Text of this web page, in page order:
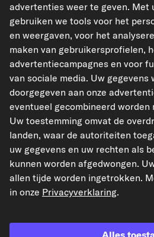
In
Naar
Artikelkenmerken
Werkwijze
Technisch informatienum
Productieland van het voe
OEM-nummers weergeven
advertenties weer te geven. Met
gebruiken we tools voor het
en weergaven, voor het
maken van gebruikersprofielen,
advertentiecampagnes en voor
van sociale media. Uw gegevens
doorgegeven aan onze
eventueel gecombineerd worden
Uw toestemming omvat de
landen, waar de autoriteiten
uw gegevens en uw rechten als
kunnen worden afgedwongen.
allen tijde worden ingetrokken.
in onze Privacyverklaring.
Alles